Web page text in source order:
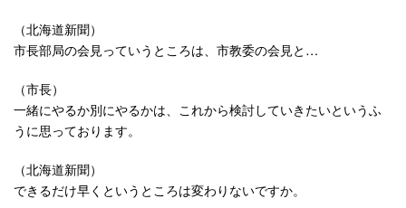
（北海道新聞）
市長部局の会見っていうところは、市教委の会見と…
（市長）
一緒にやるか別にやるかは、これから検討していきたいというふ
うに思っております。
（北海道新聞）
できるだけ早くというところは変わりないですか。